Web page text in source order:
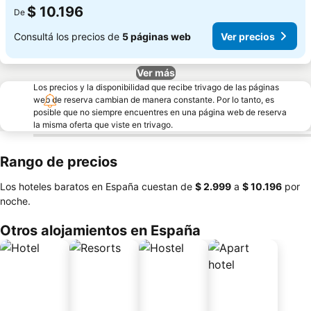
De $ 10.196
Consultá los precios de 5 páginas web Ver precios
Ver más
Los precios y la disponibilidad que recibe trivago de las páginas
web de reserva cambian de manera constante. Por lo tanto, es
posible que no siempre encuentres en una página web de reserva
la misma oferta que viste en trivago.
Rango de precios
Los hoteles baratos en España cuestan de ‎$ 2.999 a ‎$ 10.196 por
noche.
Otros alojamientos en España